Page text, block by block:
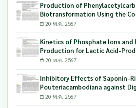
Production of
Biotransformation Using the
tropicalis TISTR 5306 and
TISTR 5606 as the Biocatalyst
20 พ.ค. 2567
Kinetics of Phosphate Ions and
Production for Lactic Acid-
Utilizing Milling and Whitening
Biopolymer Substrates
20 พ.ค. 2567
Inhibitory Effects of Saponin-
Pouteriacambodiana against
Glucosidase and Pancreatic
20 พ.ค. 2567